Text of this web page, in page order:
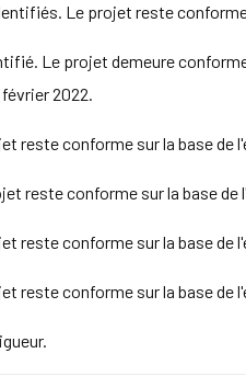
Le projet reste conforme
Le projet demeure
2022.
reste conforme sur la base de
reste conforme sur la base de
reste conforme sur la base de
reste conforme sur la base de